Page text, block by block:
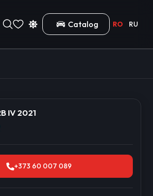
Catalog RO RU
IV 2021
+373 60 007 089